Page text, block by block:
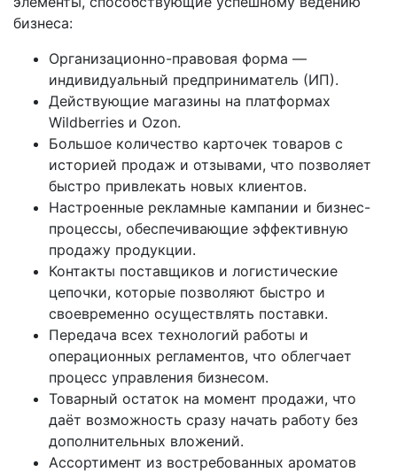
бизнеса:
Организационно-правовая форма —
индивидуальный предприниматель (ИП).
Действующие магазины на платформах
Wildberries и Ozon.
Большое количество карточек товаров с
историей продаж и отзывами, что позволяет
быстро привлекать новых клиентов.
Настроенные рекламные кампании и бизнес-
процессы, обеспечивающие эффективную
продажу продукции.
Контакты поставщиков и логистические
цепочки, которые позволяют быстро и
своевременно осуществлять поставки.
Передача всех технологий работы и
операционных регламентов, что облегчает
процесс управления бизнесом.
Товарный остаток на момент продажи, что
даёт возможность сразу начать работу без
дополнительных вложений.
Ассортимент из востребованных ароматов